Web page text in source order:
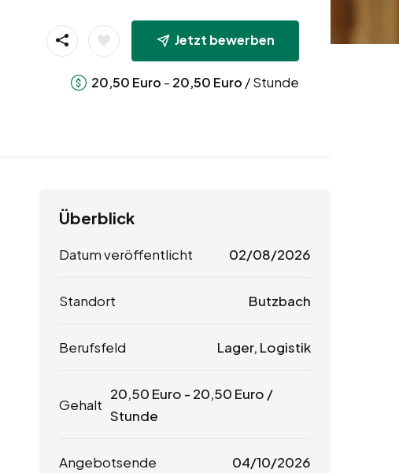
Jetzt bewerben
20,50 Euro - 20,50 Euro / Stunde
Überblick
Datum veröffentlicht 02/08/2026
Standort Butzbach
Berufsfeld Lager, Logistik
Gehalt
20,50 Euro - 20,50 Euro /
Stunde
Angebotsende 04/10/2026